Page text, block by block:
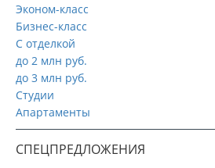
Эконом-класс
Бизнес-класс
С отделкой
до 2 млн руб.
до 3 млн руб.
Студии
Апартаменты
СПЕЦПРЕДЛОЖЕНИЯ